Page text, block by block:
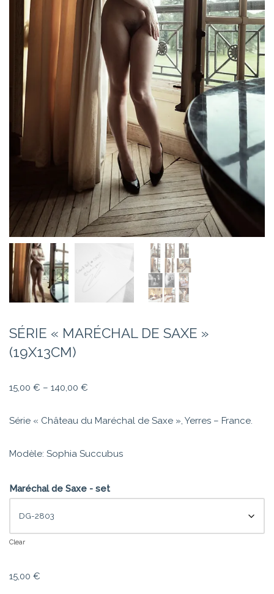
SÉRIE « MARÉCHAL DE SAXE »
(19X13CM)
15,00 € – 140,00 €
Série « Château du Maréchal de Saxe », Yerres – France.
Modèle: Sophia Succubus
Maréchal de Saxe - set
Clear
15,00 €